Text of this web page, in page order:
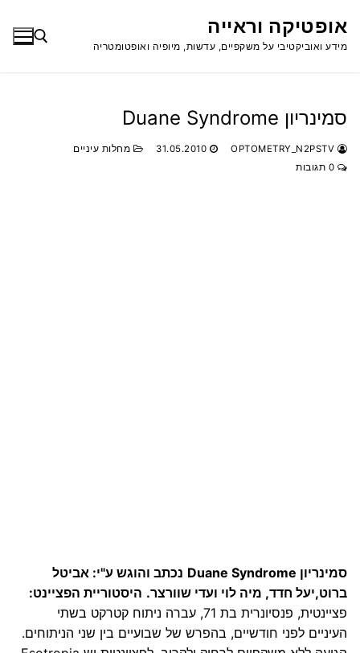
לתוכןאופטיקה וראייה
מידע ואוביקטיבי על משקפיים, עדשות, מיופיה ואופטומטריה
סמינריון Duane Syndrome
31.05.2010
מחלות עיניים
סמינריון Duane Syndrome
נכתב והוגש ע"י: אביטל
ברוט,יעל חדד, מיה לוי ועדי שוורצר. היסטוריית הפציינט:
פציינטית, פנסיונרית בת 71, עברה ניתוח קטרקט בשתי
העיניים לפני חודשיים, בהפרש של שבועיים בין שני הניתוחים.